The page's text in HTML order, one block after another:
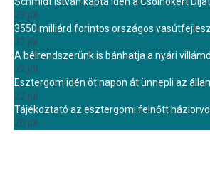
23 júl.
3550 milliárd forintos országos
22 júl.
A bélrendszerünk is bánhatja a nyári
22 júl.
Esztergom idén öt napon át ünnepli az
22 júl.
Tájékoztató az esztergomi felnőtt
20 júl.